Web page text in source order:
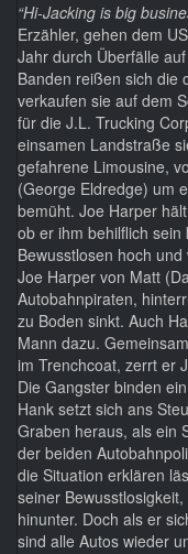
“Hi-Jacking is big
Erzähler, gehen dem
Jahr durch Überfälle
Banden reißen sich die
verkaufen sie auf dem
für die J.L. Trucking
einsamen Landstraße
gefahrene Limousine,
(George Eldredge) um
bemüht. Joe Harper
ob er ihm behilflich
Bewusstlosen hoch
Joe Harper von Matt
Autobahnpiraten,
zu Boden sinkt. Auch
Mann dazu.
im Trenchcoat, zerrt er
Die Gangster binden
Hank setzt sich ans
Graben heraus, als ein
der beiden
die Situation erklären
seiner
hinunter. Doch als er
sind alle Autos wieder